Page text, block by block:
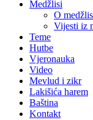
Medžlisi
O
Vijesti iz
Teme
Hutbe
Vjeronauka
Video
Mevlud i zikr
Lakišića harem
Baština
Kontakt